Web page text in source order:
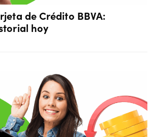
de Crédito BBVA:
hoy